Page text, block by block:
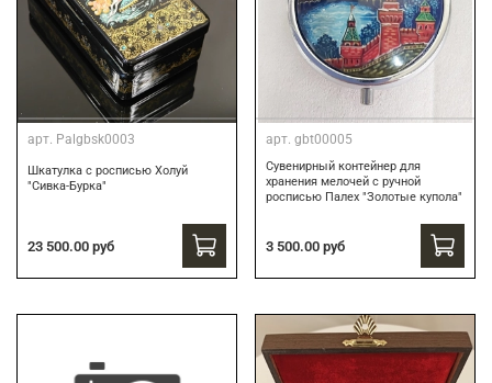
арт. Palgbsk0003
Шкатулка с росписью Холуй
"Сивка-Бурка"
23 500.00 руб
арт. gbt00005
Сувенирный контейнер для
хранения мелочей с ручной
росписью Палех "Золотые купола"
3 500.00 руб